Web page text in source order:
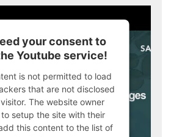
your consent to
Youtube service!
is not permitted to load
that are not disclosed
The website owner
setup the site with their
this content to the list of